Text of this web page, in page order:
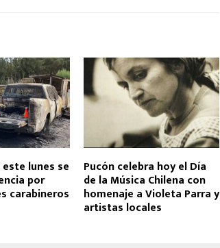
lunes se
por
carabineros
Pucón celebra hoy el Día
de la Música Chilena con
homenaje a Violeta Parra y
artistas locales